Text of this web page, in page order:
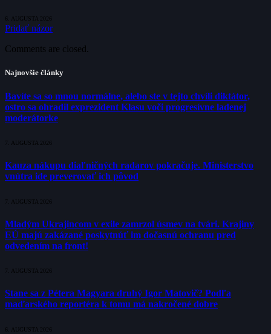
6. AUGUSTA 2026
Pridať názor
Comments are closed.
Najnovšie články
Bavíte sa so mnou normálne, alebo ste v tejto chvíli diktátor,
ostro sa ohradil exprezident Klasu voči progresívne ladenej
moderátorke
7. AUGUSTA 2026
Kauza nákupu diaľničných radarov pokračuje. Ministerstvo
vnútra ide preverovať ich pôvod
7. AUGUSTA 2026
Mladým Ukrajincom v exile zamrzol úsmev na tvári. Krajiny
EÚ majú zakázané poskytnúť im dočasnú ochranu pred
odvedením na front!
7. AUGUSTA 2026
Stane sa z Pétera Magyara druhý Igor Matovič? Podľa
maďarského reportéra k tomu má nakročené dobre
6. AUGUSTA 2026